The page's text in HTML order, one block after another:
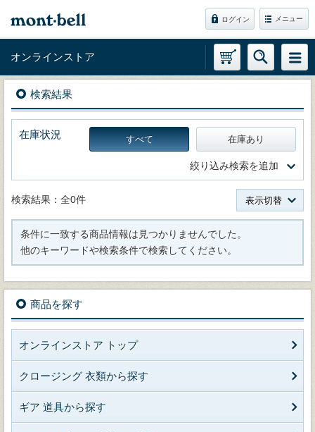
ログイン メニュー
オンラインストア
検索結果
在庫状況 すべて 在庫あり
絞り込み検索を追加
検索結果：全0件 表示切替
条件に一致する商品情報は見つかりませんでした。
他のキーワードや検索条件で検索してください。
商品を探す
オンラインストア トップ
クロージング 衣類から探す
ギア 道具から探す